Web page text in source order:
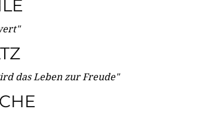
das Leben zur Freude"